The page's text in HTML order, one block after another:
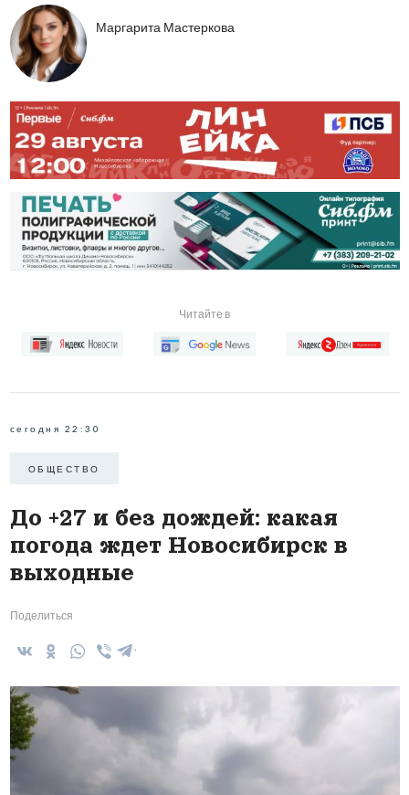
Маргарита Мастеркова
Читайте в
сегодня 22:30
ОБЩЕСТВО
До +27 и без дождей: какая
погода ждет Новосибирск в
выходные
Поделиться